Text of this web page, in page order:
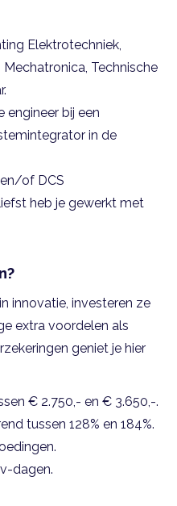
Elektrotechniek,
Technische
engineer bij een
in de
en/of DCS
heb je gewerkt met
innovatie, investeren ze
extra voordelen als
geniet je hier
€ 2.750,- en € 3.650,-.
tussen 128% en 184%.
dagen.